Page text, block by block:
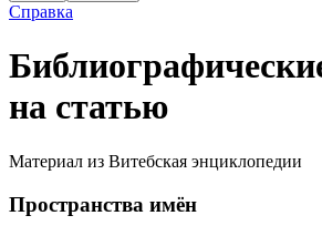
Справка
на статью
Материал из Витебская энциклопедии
Пространства имён